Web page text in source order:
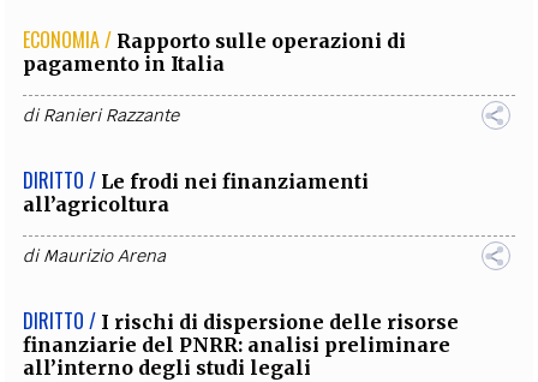
ECONOMIA / Rapporto sulle operazioni di
pagamento in Italia
diRanieri Razzante
DIRITTO / Le frodi nei finanziamenti
all’agricoltura
diMaurizio Arena
DIRITTO / I rischi di dispersione delle risorse
finanziarie del PNRR: analisi preliminare
all’interno degli studi legali